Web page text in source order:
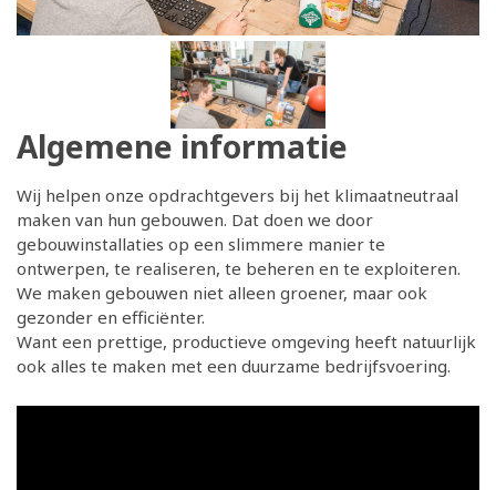
Algemene informatie
Wij helpen onze opdrachtgevers bij het klimaatneutraal
maken van hun gebouwen. Dat doen we door
gebouwinstallaties op een slimmere manier te
ontwerpen, te realiseren, te beheren en te exploiteren.
We maken gebouwen niet alleen groener, maar ook
gezonder en efficiënter.
Want een prettige, productieve omgeving heeft natuurlijk
ook alles te maken met een duurzame bedrijfsvoering.